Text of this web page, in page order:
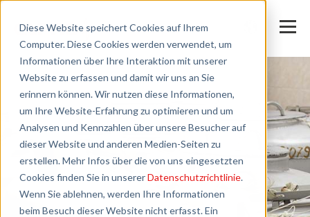
Diese Website speichert Cookies auf Ihrem
Computer. Diese Cookies werden verwendet, um
Informationen über Ihre Interaktion mit unserer
Website zu erfassen und damit wir uns an Sie
erinnern können. Wir nutzen diese Informationen,
um Ihre Website-Erfahrung zu optimieren und um
Analysen und Kennzahlen über unsere Besucher auf
dieser Website und anderen Medien-Seiten zu
erstellen. Mehr Infos über die von uns eingesetzten
Cookies finden Sie in unsererDatenschutzrichtlinie.
Wenn Sie ablehnen, werden Ihre Informationen
beim Besuch dieser Website nicht erfasst. Ein